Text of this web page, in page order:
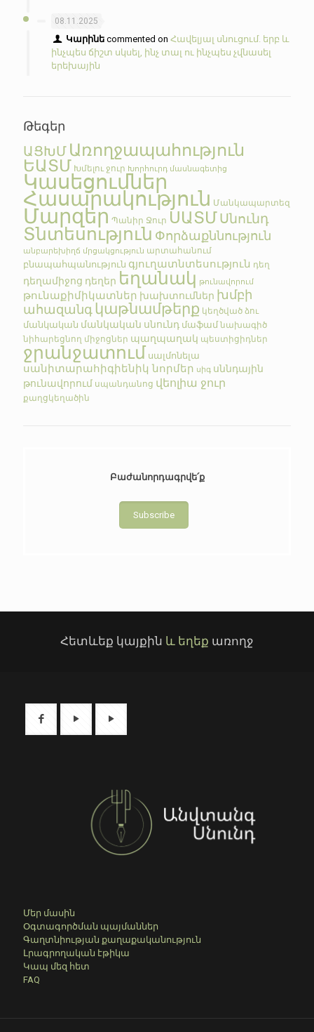
08.11.2025
Կարինե commented onՀավելյալ սնուցում. երբ և
ինչպես ճիշտ սկսել, ինչ տալ ու ինչպես չվնասել
երեխային
Թեգեր
ԱՑԽՄ Առողջապահություն
ԵԱՏՄ Խմելու ջուր Խորհուրդ մասնագետից
Կասեցումներ
Հասարակություն Մանկապարտեզ
Մարզեր Պանիր Ջուր ՍԱՏՄՍնունդ
Տնտեսություն Փորձաքննություն
անբարեխիղճ մրցակցություն արտահանում
բնապահպանություն գյուղատնտեսություն դեղ
դեղամիջոց դեղեր եղանակ թունավորում
թունաքիմիկատներ խախտումներ խմբի
ահազանգկաթնամթերք կեղծված ձու
մանկական մանկական սնունդ մաֆամ նախագիծ
նիհարեցնող միջոցներ պաղպաղակ պեստիցիդներ
ջրանջատում սալմոնելա
սանիտարահիգիենիկ նորմեր սիգ սննդային
թունավորում սպանդանոց վեոլիա ջուր
քաղցկեղածին
Բաժանորդագրվե՛ք
Subscribe
Հետևեք կայքին և եղեք առողջ
Մեր մասին
Օգտագործման պայմաններ
Գաղտնիության քաղաքականություն
Լրագրողական էթիկա
Կապ մեզ հետ
FAQ